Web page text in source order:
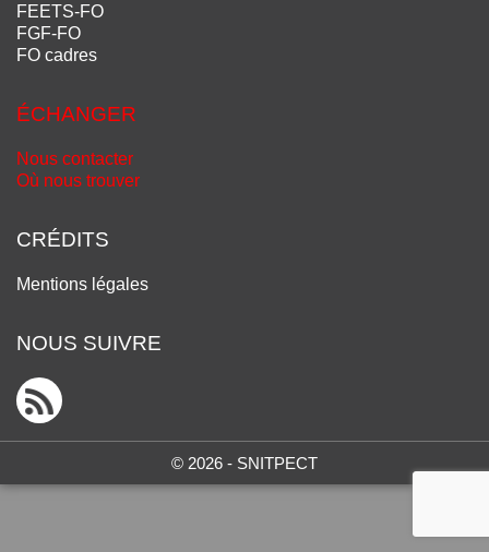
FEETS-FO
FGF-FO
FO cadres
ÉCHANGER
Nous contacter
Où nous trouver
CRÉDITS
Mentions légales
NOUS SUIVRE
© 2026 - SNITPECT